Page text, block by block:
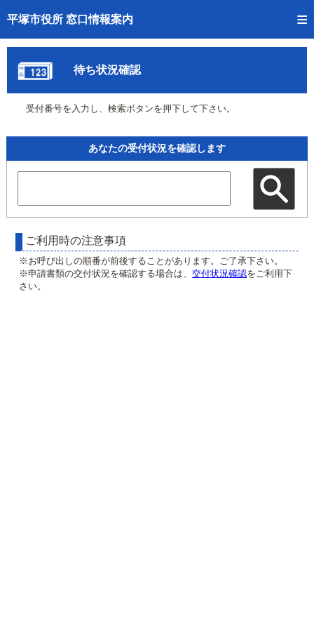
平塚市役所 窓口情報案内
トップページへ
ご利用方法
事前予約
予約状況確認
待ち状況確認
交付状況確認
混雑予想カレンダー
待ち状況確認
受付番号を入力し、検索ボタンを押下して下さい。
あなたの受付状況を確認します
ご利用時の注意事項
※お呼び出しの順番が前後することがあります。ご了承下さい。
※申請書類の交付状況を確認する場合は、 交付状況確認をご利用下
さい。